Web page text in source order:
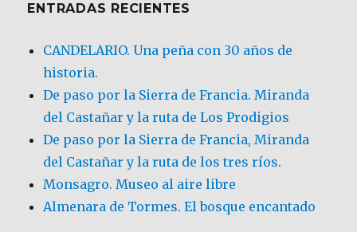
ENTRADAS RECIENTES
CANDELARIO. Una peña con 30 años de
historia.
De paso por la Sierra de Francia. Miranda
del Castañar y la ruta de Los Prodigios
De paso por la Sierra de Francia, Miranda
del Castañar y la ruta de los tres ríos.
Monsagro. Museo al aire libre
Almenara de Tormes. El bosque encantado